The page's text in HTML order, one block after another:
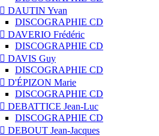
 DAUTIN Yvan
DISCOGRAPHIE CD
 DAVERIO Frédéric
DISCOGRAPHIE CD
 DAVIS Guy
DISCOGRAPHIE CD
 D'ÉPIZON Marie
DISCOGRAPHIE CD
 DEBATTICE Jean-Luc
DISCOGRAPHIE CD
 DEBOUT Jean-Jacques